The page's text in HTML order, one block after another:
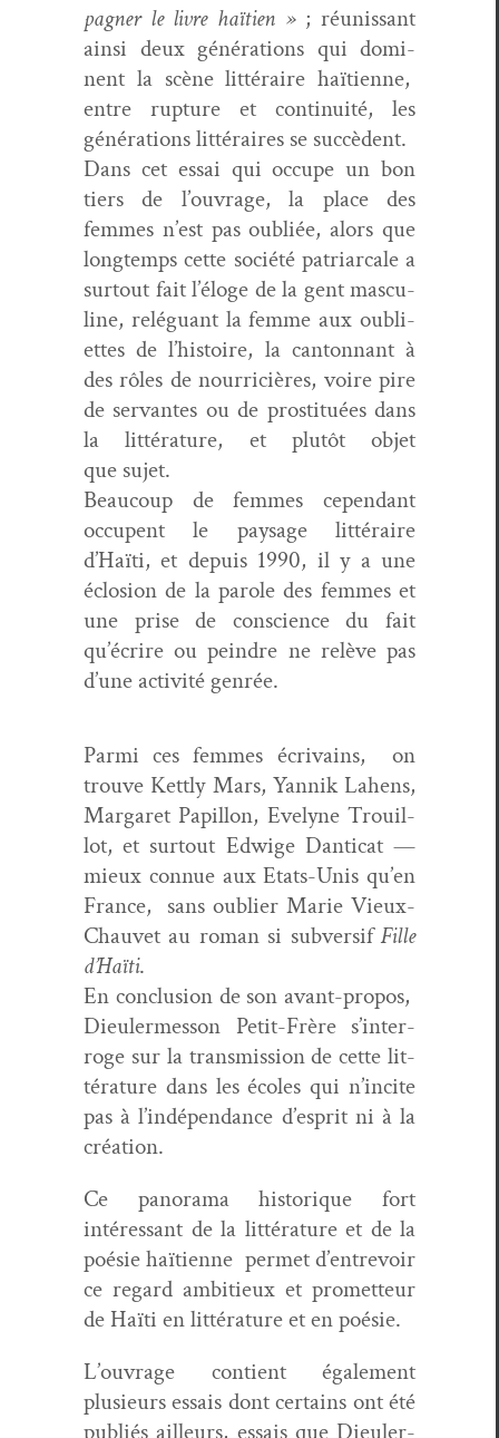
pa­g­n­er le livre haï­tien »; réu­nis­sant
ain­si deux généra­tions qui domi­
nent la scène lit­téraire haï­ti­enne,
entre rup­ture et con­ti­nu­ité, les
généra­tions lit­téraires se succèdent.
Dans cet essai qui occupe un bon
tiers de l’ou­vrage, la place des
femmes n’est pas oubliée, alors que
longtemps cette société patri­ar­cale a
surtout fait l’éloge de la gent mas­cu­
line, reléguant la femme aux oubli­
ettes de l’his­toire, la can­ton­nant à
des rôles de nourri­cières, voire pire
de ser­vantes ou de pros­ti­tuées dans
la lit­téra­ture, et plutôt objet
que sujet.
Beau­coup de femmes cepen­dant
occu­pent le paysage lit­téraire
d’Haïti, et depuis 1990, il y a une
éclo­sion de la parole des femmes et
une prise de con­science du fait
qu’écrire ou pein­dre ne relève pas
d’une activ­ité genrée.
Par­mi ces femmes écrivains, on
trou­ve Ket­tly Mars, Yan­nik Lahens,
Mar­garet Papil­lon, Eve­lyne Trouil­
lot, et surtout Edwige Dan­ti­cat —
mieux con­nue aux Etats-Unis qu’en
France, sans oubli­er Marie Vieux-
Chau­vet au roman si sub­ver­sifFille
d’Haïti.
En con­clu­sion de son avant-pro­pos,
Dieuler­mes­son Petit-Frère s’in­ter­
roge sur la trans­mis­sion de cette lit­
téra­ture dans les écoles qui n’incite
pas à l’indépen­dance d’e­sprit ni à la
création.
Ce panora­ma his­torique fort
intéres­sant de la lit­téra­ture et de la
poésie haï­ti­enne per­met d’en­trevoir
ce regard ambitieux et promet­teur
de Haïti en lit­téra­ture et en poésie.
L’ou­vrage con­tient égale­ment
plusieurs essais dont cer­tains ont été
pub­liés ailleurs, essais que Dieuler­